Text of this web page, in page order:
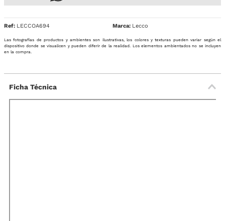
Ref: LECCOA694 Lecco
Las fotografías de productos y ambientes son ilustrativas, los colores y texturas pueden variar según el
dispositivo donde se visualicen y pueden diferir de la realidad. Los elementos ambientados no se incluyen
en la compra.
Ficha Técnica